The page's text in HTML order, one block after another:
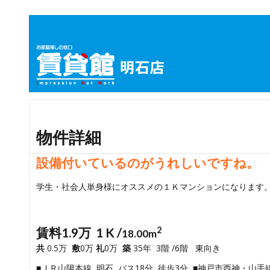
物件詳細
設備付いているのがうれしいですね。
学生・社会人単身様にオススメの１Ｋマンションになります。
賃料1.9万 1 K /18.00m2
共 0.5万 敷0万 礼0万 築 35年 3階 /6階 東向き
■ＪＲ山陽本線 明石 バス18分 徒歩3分 ■神戸市西神・山